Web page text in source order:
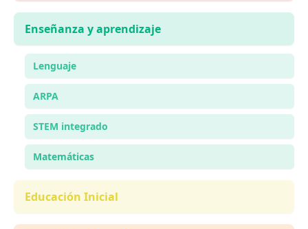
Enseñanza y aprendizaje
Lenguaje
ARPA
STEM integrado
Matemáticas
Educación Inicial